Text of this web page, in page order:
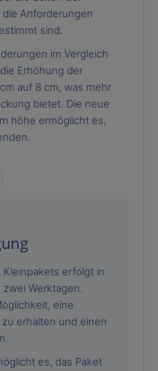
Anforderungen
sind.
im Vergleich
Erhöhung der
auf 8 cm, was mehr
bietet. Die neue
höhe ermöglicht es,
Kleinpakets erfolgt in
Werktagen.
eine
erhalten und einen
es, das Paket